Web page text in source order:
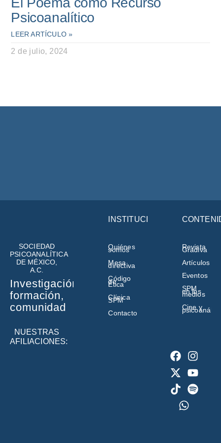
Psicoanalítico
LEER ARTÍCULO »
2 de julio, 2024
SOCIEDAD
PSICOANALÍTICA
DE MÉXICO,
A.C.
Investigación,
formación,
comunidad
NUESTRAS
AFILIACIONES:
INSTITUCIÓN
Quiénes
somos
Mesa
directiva
Código
de
Ética
Clínica
SPM
Contacto
Revista
Gradiva
Artículos
Eventos
SPM
en los
medios
Cine y